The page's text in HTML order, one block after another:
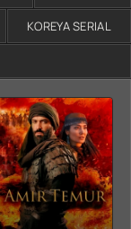
KOREYA SERIAL